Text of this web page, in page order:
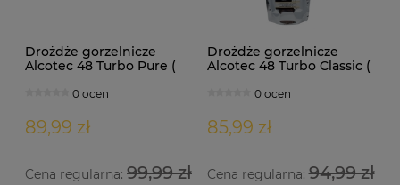
Drożdże gorzelnicze
Alcotec 48 Turbo Pure (
0 ocen
89,99 zł
Cena regularna: 99,99 zł
Drożdże gorzelnicze
Alcotec 48 Turbo Classic (
0 ocen
85,99 zł
Cena regularna:94,99 zł